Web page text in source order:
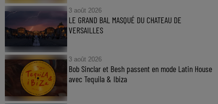
3 août 2026
LE GRAND BAL MASQUÉ DU CHATEAU DE
VERSAILLES
3 août 2026
Bob Sinclar et Besh passent en mode Latin House
avec Tequila & Ibiza